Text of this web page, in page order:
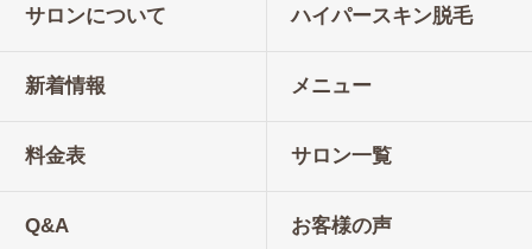
サロンについて ハイパースキン脱毛
新着情報 メニュー
料金表 サロン一覧
Q&A お客様の声